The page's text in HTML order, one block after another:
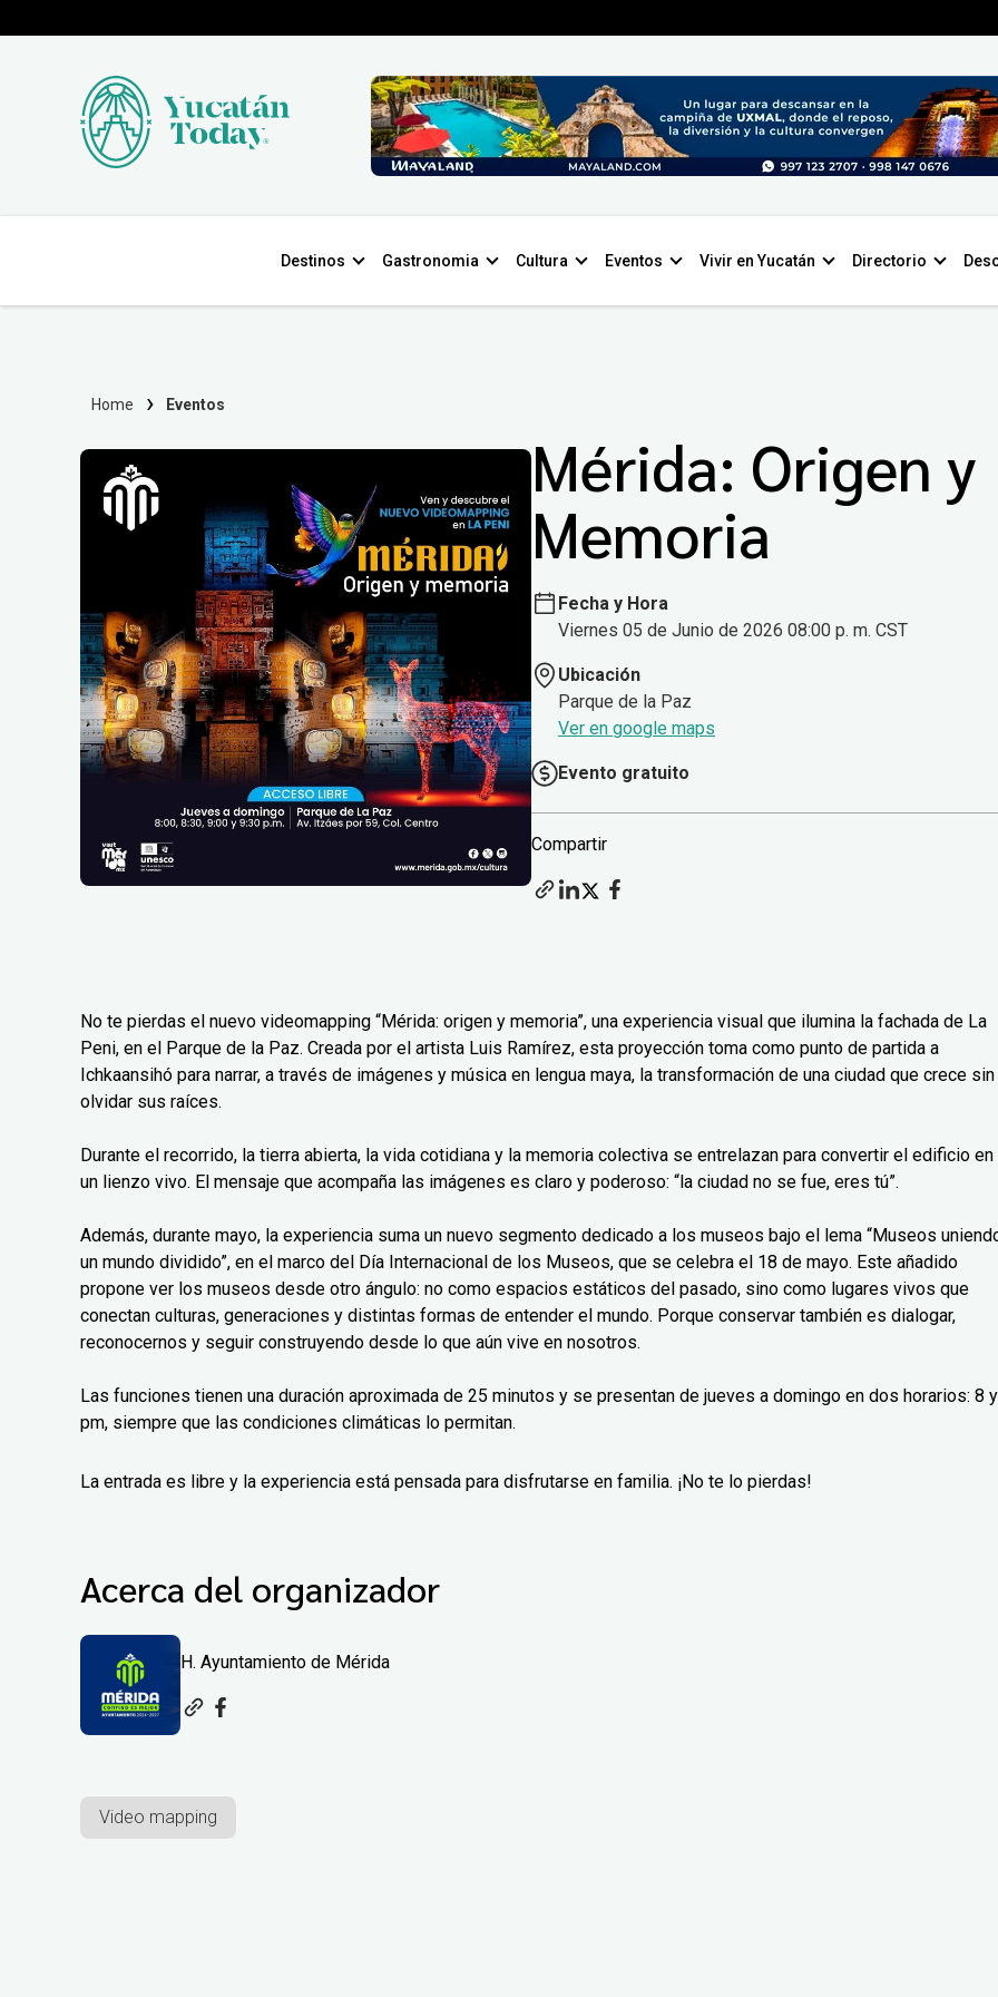
Destinos Gastronomia Cultura Eventos Vivir en Yucatán Directorio
Home Eventos
Mérida: Origen y
Memoria
Fecha y Hora
Viernes 05 de Junio de 2026 08:00 p. m. CST
Ubicación
Parque de la Paz
Ver en google maps
Evento gratuito
Compartir
No te pierdas el nuevo videomapping “Mérida: origen y memoria”, una experiencia visual que ilumina la fachada de La
Peni, en el Parque de la Paz. Creada por el artista Luis Ramírez, esta proyección toma como punto de partida a
Ichkaansihó para narrar, a través de imágenes y música en lengua maya, la transformación de una ciudad que crece sin
olvidar sus raíces.
Durante el recorrido, la tierra abierta, la vida cotidiana y la memoria colectiva se entrelazan para convertir el edificio en
un lienzo vivo. El mensaje que acompaña las imágenes es claro y poderoso: “la ciudad no se fue, eres tú”.
Además, durante mayo, la experiencia suma un nuevo segmento dedicado a los museos bajo el lema “Museos
un mundo dividido”, en el marco del Día Internacional de los Museos, que se celebra el 18 de mayo. Este añadido
propone ver los museos desde otro ángulo: no como espacios estáticos del pasado, sino como lugares vivos que
conectan culturas, generaciones y distintas formas de entender el mundo. Porque conservar también es dialogar,
reconocernos y seguir construyendo desde lo que aún vive en nosotros.
Las funciones tienen una duración aproximada de 25 minutos y se presentan de jueves a domingo en dos horarios: 8
pm, siempre que las condiciones climáticas lo permitan.
La entrada es libre y la experiencia está pensada para disfrutarse en familia. ¡No te lo pierdas!
Acerca del organizador
H. Ayuntamiento de Mérida
Video mapping